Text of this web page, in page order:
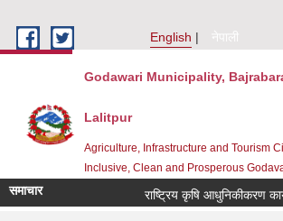
English
नेपाली
Godawari Municipality,
Lalitpur
Agriculture, Infrastructure and Tourism
Inclusive, Clean and Prosperous
समाचार